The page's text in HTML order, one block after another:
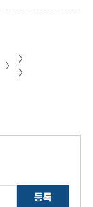
〉
〉
〉
등록